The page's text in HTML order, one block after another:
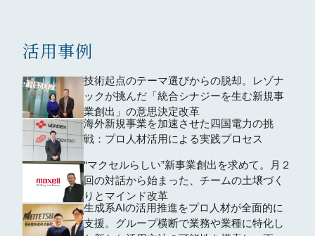
活用事例
技術起点のテーマ選びからの脱却。レゾナ
ックが挑んだ「統合シナジーを生む新規事
業創出」の意思決定改革
海外新規事業を加速させた四国電力の挑
戦：プロ人材活用による実践プロセス
“マクセルらしい”新事業創出を求めて。月２
回の対話から始まった、チームの土壌づく
りとマインド改革
生成系AIの活用推進をプロ人材が全面的に
支援。グループ横断で業務や業種に特化し